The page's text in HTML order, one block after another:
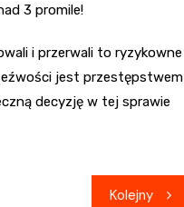
3 promile!
i przerwali to ryzykowne
jest przestępstwem
decyzję w tej sprawie
Kolejny